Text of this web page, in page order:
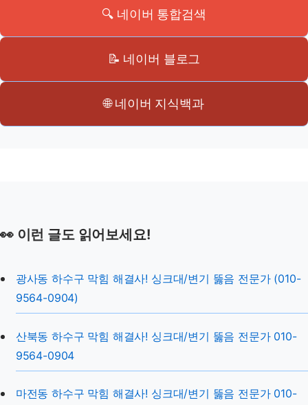
🔍 네이버 통합검색
📝 네이버 블로그
🌐 네이버 지식백과
👀 이런 글도 읽어보세요!
광사동 하수구 막힘 해결사! 싱크대/변기 뚫음 전문가 (010-
9564-0904)
산북동 하수구 막힘 해결사! 싱크대/변기 뚫음 전문가 010-
9564-0904
마전동 하수구 막힘 해결사! 싱크대/변기 뚫음 전문가 010-